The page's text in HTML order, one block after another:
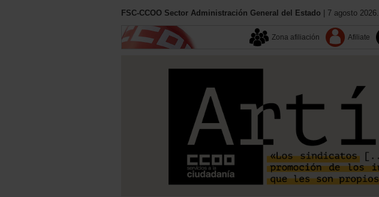
FSC-CCOO Sector Administración General del Estado | 7 agosto 2026.
Zona afiliación Afiliate